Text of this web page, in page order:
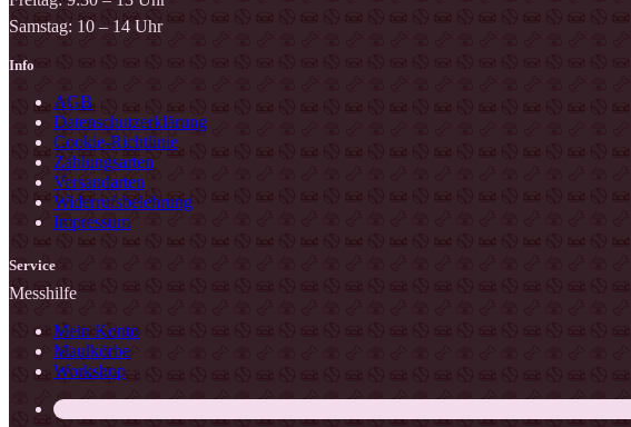
Samstag: 10 – 14 Uhr
Info
AGB
Datenschutzerklärung
Cookie-Richtlinie
Zahlungsarten
Versandarten
Widerrufsbelehrung
Impressum
Service
Messhilfe
Mein Konto
Maulkörbe
Workshop